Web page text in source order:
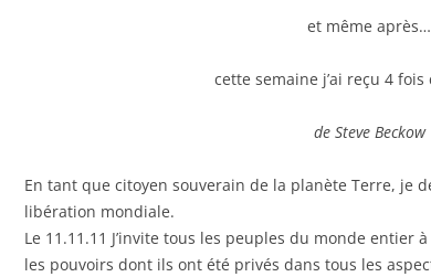
et même après…
cette semaine j’ai reçu 4 fois
de Steve Beckow
En tant que citoyen souverain de la planète Terre, je
libération mondiale.
Le 11.11.11 J’invite tous les peuples du monde
les pouvoirs dont ils ont été privés dans tous les